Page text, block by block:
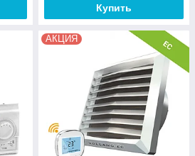
Купить
АКЦИЯ